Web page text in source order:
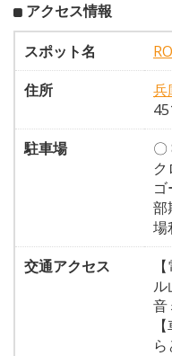
アクセス情報
スポット名
住所
兵
駐車場
〇
部
場
交通アクセス
ル
音